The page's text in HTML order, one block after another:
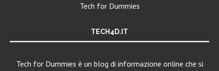
Tech for Dummies
TECH4D.IT
Tech for Dummies è un blog di informazione online che si